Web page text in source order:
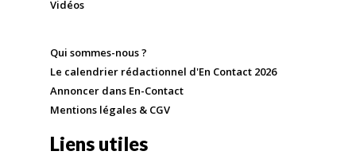
Vidéos
Qui sommes-nous ?
Le calendrier rédactionnel d'En Contact 2026
Annoncer dans En-Contact
Mentions légales & CGV
Liens utiles